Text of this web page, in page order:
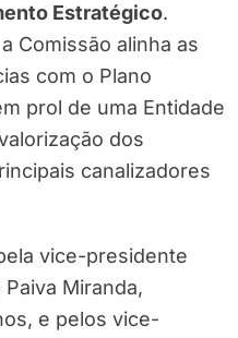
Estratégico.
Comissão alinha as
com o Plano
prol de uma Entidade
dos
canalizadores
vice-presidente
Miranda,
e pelos vice-